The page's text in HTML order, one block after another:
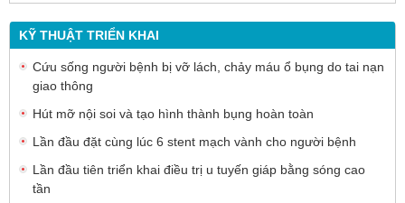
KỸ THUẬT TRIỂN KHAI
Cứu sống người bệnh bị vỡ lách, chảy máu ổ bụng do tai nạn
giao thông
Hút mỡ nội soi và tạo hình thành bụng hoàn toàn
Lần đầu đặt cùng lúc 6 stent mạch vành cho người bệnh
Lần đầu tiên triển khai điều trị u tuyến giáp bằng sóng cao
tần